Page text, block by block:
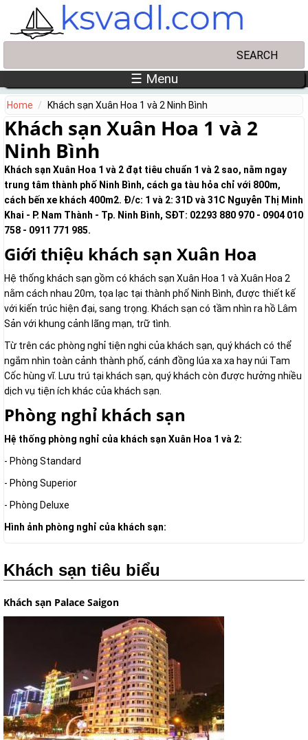
Skip to main content
☰ Menu
Home Khách sạn Xuân Hoa 1 và 2 Ninh Bình
Khách sạn Xuân Hoa 1 và 2
Ninh Bình
Khách sạn Xuân Hoa 1 và 2 đạt tiêu chuẩn 1 và 2 sao, nằm ngay
trung tâm thành phố Ninh Bình, cách ga tàu hỏa chỉ với 800m,
cách bến xe khách 400m2. Đ/c: 1 và 2: 31D và 31C Nguyễn Thị Minh
Khai - P. Nam Thành - Tp. Ninh Bình, SĐT: 02293 880 970 - 0904 010
758 - 0911 771 985.
Giới thiệu khách sạn Xuân Hoa
Hệ thống khách sạn gồm có khách sạn Xuân Hoa 1 và Xuân Hoa 2
nằm cách nhau 20m, tọa lạc tại thành phố Ninh Bình, được thiết kế
với kiến trúc hiện đại, sang trọng. Khách sạn có tầm nhìn ra hồ Lâm
Sản với khung cảnh lãng mạn, trữ tình.
Từ trên các phòng nghỉ tiện nghi của khách sạn, quý khách có thể
ngắm nhìn toàn cảnh thành phố, cánh đồng lúa xa xa hay núi Tam
Cốc hùng vĩ. Lưu trú tại khách sạn, quý khách còn được hưởng nhiều
dịch vụ tiện ích khác của khách sạn.
Phòng nghỉ khách sạn
Hệ thống phòng nghỉ của khách sạn Xuân Hoa 1 và 2:
- Phòng Standard
- Phòng Superior
- Phòng Deluxe
Hình ảnh phòng nghỉ của khách sạn:
Khách sạn tiêu biểu
Khách sạn Palace Saigon